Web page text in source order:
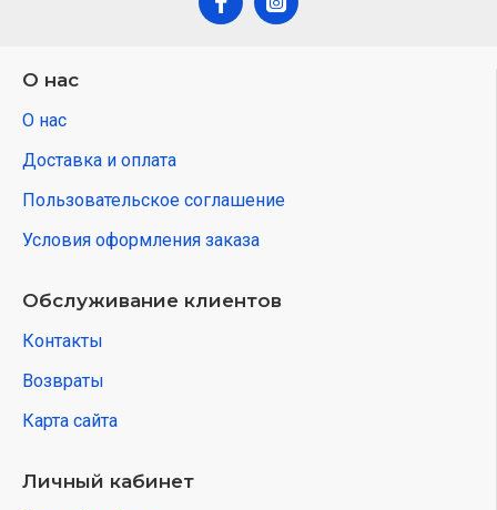
О нас
О нас
Доставка и оплата
Пользовательское соглашение
Условия оформления заказа
Обслуживание клиентов
Контакты
Возвраты
Карта сайта
Личный кабинет